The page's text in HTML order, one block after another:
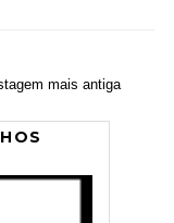
mais antiga